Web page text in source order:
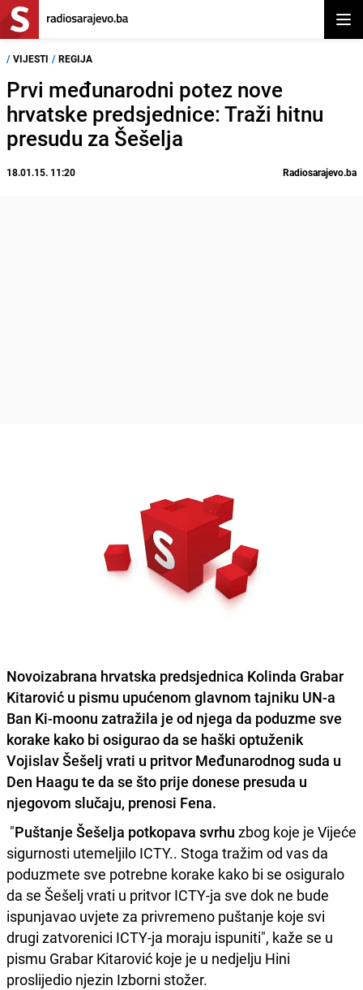
/ VIJESTI / REGIJA
Prvi međunarodni potez nove
hrvatske predsjednice: Traži hitnu
presudu za Šešelja
18.01.15. 11:20 Radiosarajevo.ba
Novoizabrana hrvatska predsjednica Kolinda Grabar
Kitarović u pismu upućenom glavnom tajniku UN-a
Ban Ki-moonu zatražila je od njega da poduzme sve
korake kako bi osiguraoda se haški optuženik
Vojislav Šešelj vrati u pritvor Međunarodnog suda u
Den Haagu te da se što prije donese presuda u
njegovom slučaju, prenosi Fena.
"Puštanje Šešelja potkopava svrhu zbog koje je Vijeće
sigurnosti utemeljilo ICTY.. Stoga tražim od vas da
poduzmete sve potrebne korake kako bi se osiguralo
da se Šešelj vrati u pritvor ICTY-ja sve dok ne bude
ispunjavao uvjete za privremeno puštanje koje svi
drugi zatvorenici ICTY-ja moraju ispuniti", kaže se u
pismu Grabar Kitarović koje je u nedjelju Hini
proslijedio njezin Izborni stožer.